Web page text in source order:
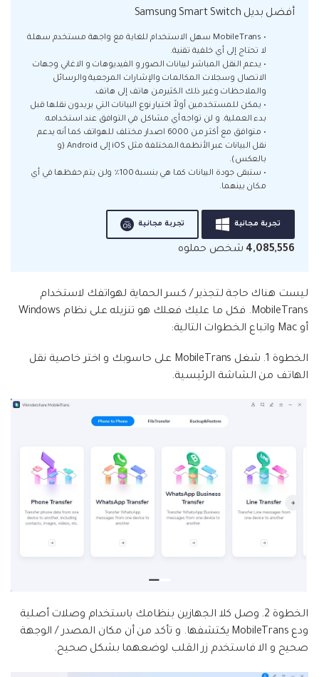
أفضل بديل Samsung Smart Switch
• MobileTrans سهل الاستخدام للغاية مع واجهة مستخدم سهلة
لا تحتاج إلى أي خلفية تقنية.
• يدعم النقل المباشر لبيانات الصور و الفيديوهات و الاغاني وجهات
الاتصال وسجلات المكالمات والإشارات المرجعية والرسائل
والملاحظات وغير ذلك الكثيرمن هاتف إلى هاتف.
• يمكن للمستخدمين أولاً اختيار نوع البيانات التي يريدون نقلها قبل
بدء العملية. و لن تواجه أي مشاكل في التوافق عند استخدامه.
• متوافق مع أكثر من 6000 اصدار مختلف للهواتف كما أنه يدعم
نقل البيانات عبر الأنظمة المختلفة مثل iOS إلى Android (و
بالعكس).
• ستبقى جودة البيانات كما هي بنسبة 100٪ ولن يتم حفظها في أي
مكان بينهما.
تجربة مجانية تجربة مجانية
4,085,556 شخص حملوه
ليست هناك حاجة لتجذير / كسر الحماية لهواتفك لاستخدام
MobileTrans. فكل ما عليك فعلك هو تنزيله على نظام Windows
أو Mac واتباع الخطوات التالية:
الخطوة 1.
شغل MobileTrans على حاسوبك و اختر خاصية نقل
الهاتف من الشاشة الرئيسية.
الخطوة 2.
وصل كلا الجهازين بنظامك باستخدام وصلات أصلية
ودع MobileTrans يكتشفها. و تأكد من أن مكان المصدر / الوجهة
صحيح و الا فاستخدم زر القلب لوضعهما بشكل صحيح.